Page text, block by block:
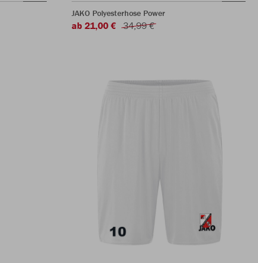
JAKO Polyesterhose Power
ab 21,00 € 34,99 €